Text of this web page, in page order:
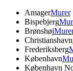
AmagerMurer
Bispebjerg
Brønshøj
Christianshavn
Frederiksberg
København
København